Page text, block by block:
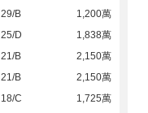
29/B
1,200萬
25/D
1,838萬
21/B
2,150萬
21/B
2,150萬
18/C
1,725萬